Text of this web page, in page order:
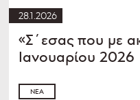
28.1.2026
«Σ΄εσας που με
Ιανουαρίου 2026
ΝΈΑ